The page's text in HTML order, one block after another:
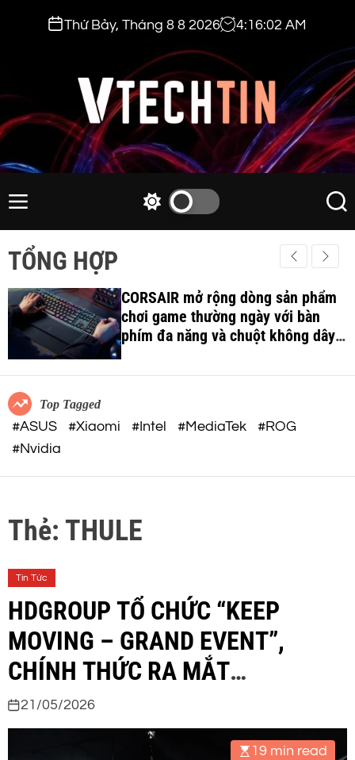
t
o
c
o
e
Thứ Bảy, Tháng 8 8 2026 4:16:03 AM
v
c
h
t
i
n
.
c
m
M
e
w
h
c
o
o
d
S
e
a
r
h
TỔNG HỢP
CORSAIR mở rộng dòng sản phẩm
chơi game thường ngày với bàn
phím đa năng và chuột không dây
công thái học
Top Tagged
#ASUS #Xiaomi #Intel #MediaTek
#ROG
#Nvidia
Thẻ: THULE
Tin Tức
HDGROUP TỔ CHỨC “KEEP
MOVING – GRAND EVENT”,
CHÍNH THỨC RA MẮT
JANSPORT VÀ THULE TẠI VIỆT
NAM
21/05/2026
19 min read